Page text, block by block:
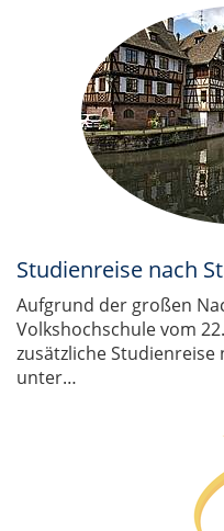
Studienreise nach
Aufgrund der großen
Volkshochschule vom
zusätzliche Studienreise
unter…